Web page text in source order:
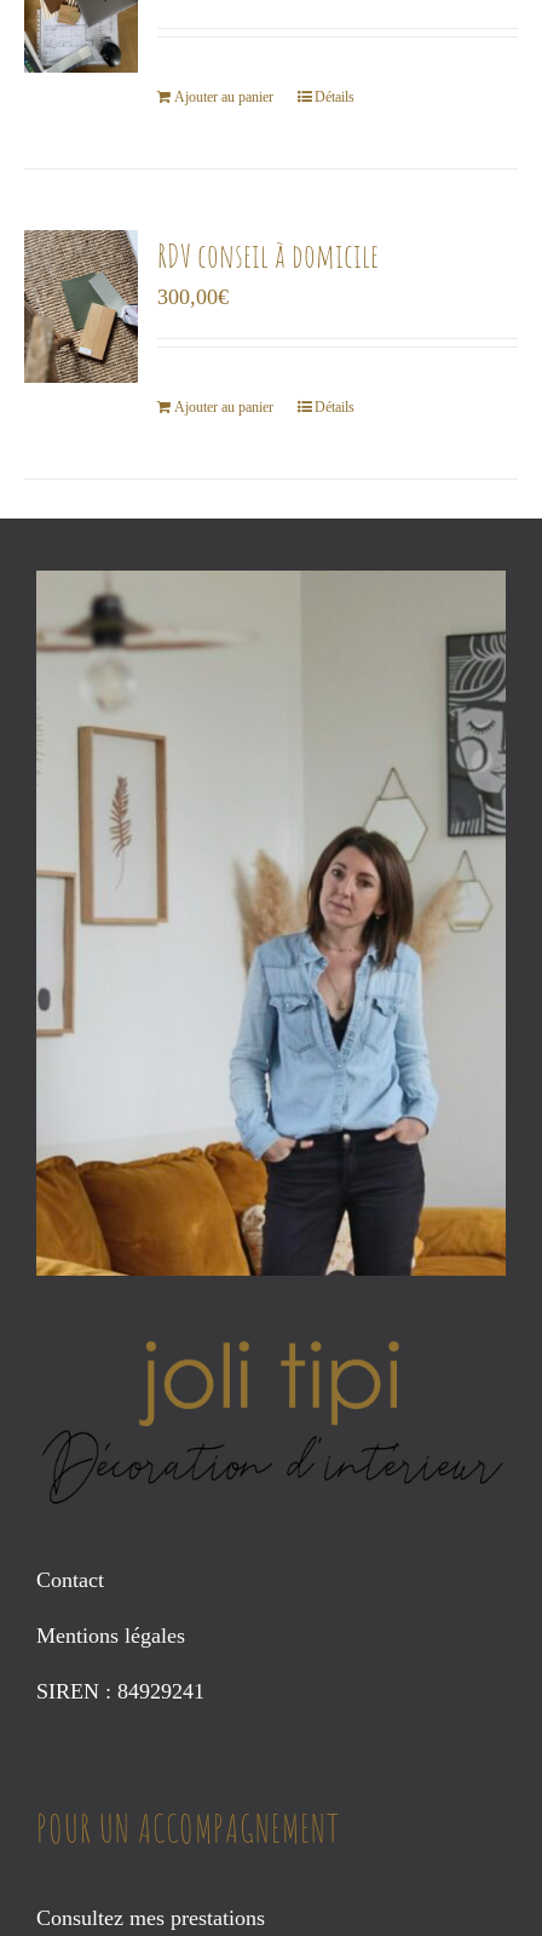
choisies
produit
Ajouter au panier Détails
RDV conseil à domicile
300,00€
Ajouter au panier Détails
Contact
Mentions légales
SIREN : 84929241
POUR UN ACCOMPAGNEMENT
Consultez mes prestations